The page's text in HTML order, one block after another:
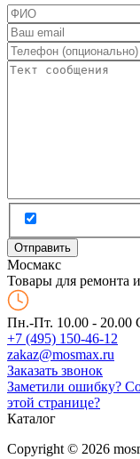
Мосмакс
Товары для ремонта
Пн.-Пт. 10.00 - 20.00
+7 (495) 150-46-12
zakaz@mosmax.ru
Заказать звонок
Заметили ошибку?
этой странице?
Каталог
Copyright © 2026